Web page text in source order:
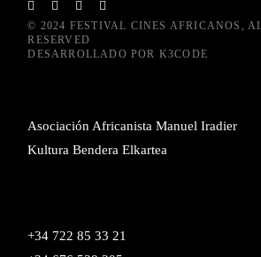
© 2024 FESTIVAL CINES AFRICANOS ,
RESERVED
DESARROLLADO POR K3CODE
Asociación Africanista Manuel Iradier
Kultura Bendera Elkartea
+34 722 85 33 21